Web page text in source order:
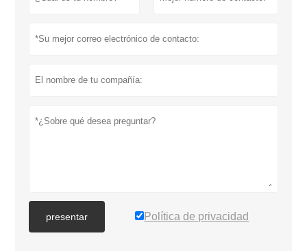
presentar Política de privacidad